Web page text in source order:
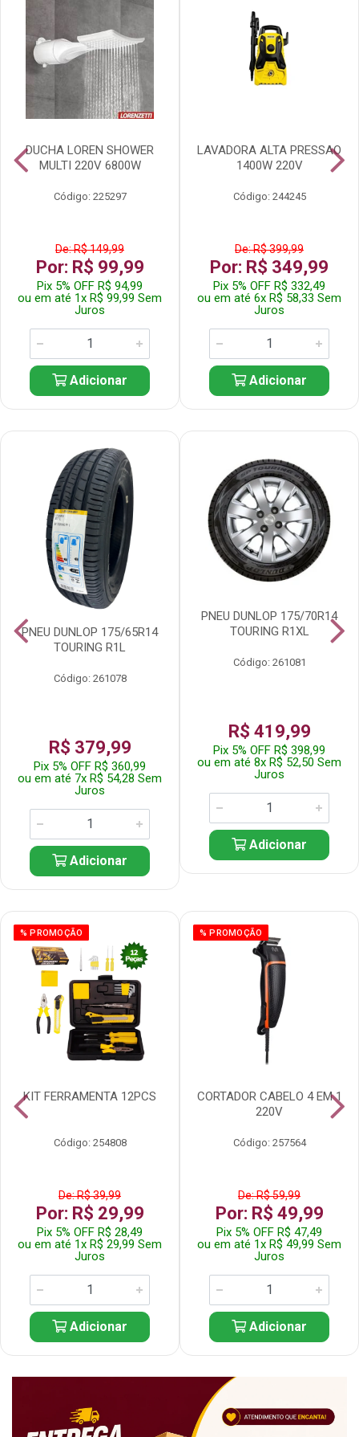
DUCHA LOREN SHOWER
MULTI 220V 6800W
Código: 225297
De: R$ 149,99
Por: R$ 99,99
Pix 5% OFF R$ 94,99
ou em até 1x R$ 99,99 Sem
Juros
Adicionar
LAVADORA ALTA PRESSAO
1400W 220V
Código: 244245
De: R$ 399,99
Por: R$ 349,99
Pix 5% OFF R$ 332,49
ou em até 6x R$ 58,33 Sem
Juros
Adicionar
PNEU DUNLOP 175/65R14
TOURING R1L
Código: 261078
R$ 379,99
Pix 5% OFF R$ 360,99
ou em até 7x R$ 54,28 Sem
Juros
Adicionar
PNEU DUNLOP 175/70R14
TOURING R1XL
Código: 261081
R$ 419,99
Pix 5% OFF R$ 398,99
ou em até 8x R$ 52,50 Sem
Juros
Adicionar
% PROMOÇÃO
KIT FERRAMENTA 12PCS
Código: 254808
De: R$ 39,99
Por: R$ 29,99
Pix 5% OFF R$ 28,49
ou em até 1x R$ 29,99 Sem
Juros
Adicionar
% PROMOÇÃO
CORTADOR CABELO 4 EM 1
220V
Código: 257564
De: R$ 59,99
Por: R$ 49,99
Pix 5% OFF R$ 47,49
ou em até 1x R$ 49,99 Sem
Juros
Adicionar